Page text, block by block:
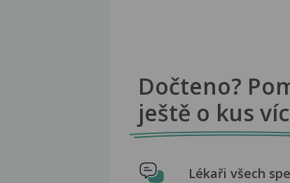
Dočteno?
ještě o kus
Lékaři všech